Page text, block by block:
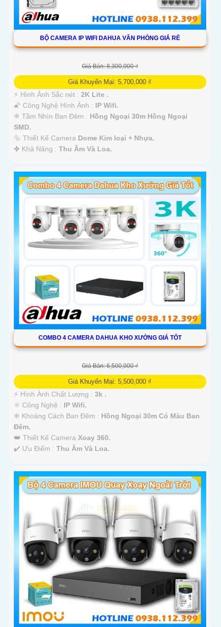
BỘ CAMERA IP WIFI DAHUA VĂN PHÒNG GIÁ RẺ
Giá Bán: 8,300,000 ₫
Giá Khuyến Mại: 5,700,000 ₫
️⚡ Hình Ảnh Sắc nét : 2K Lite .
🌠 Công Nghệ Hình Ảnh : IP Wifi.
❈ Tầm Nhìn Ban Đêm : Hồng Ngoại 30m Hồng Ngoại
SMD.
🔩 Thiết Kế Camera Dome Kim loại + Nhựa.
️✤ Khả Năng : Thu Âm Và Loa.
COMBO 4 CAMERA DAHUA KHO XƯỞNG GIÁ TỐT
Giá Bán: 6,500,000 ₫
Giá Khuyến Mại: 5,500,000 ₫
️⚡ Hình Ành Chất Lượng : 3k .
⚛️ Công Nghệ : IP Wifi.
❈ Khoảng Cách Ban Đêm : Hồng Ngoại 30m Có Màu Ban
Ðêm.
👑 Thiết Kế Camera Xoay 360.
️✔️ Ưu Điểm : Thu Âm Và Loa.